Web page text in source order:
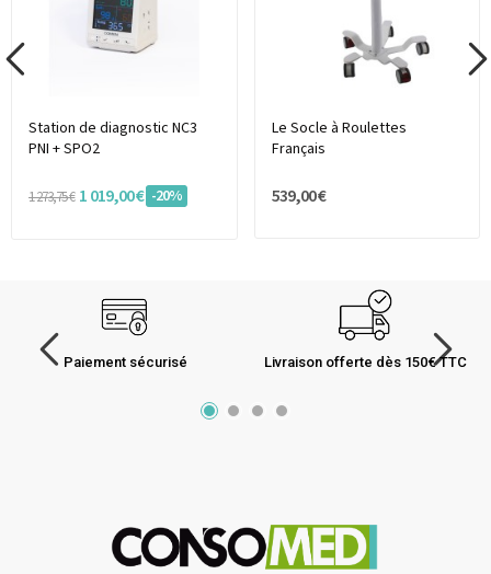
Station de diagnostic NC3
PNI + SPO2
1 273,75 € 1 019,00 € -20%
Le Socle à Roulettes
Français
539,00 €
Paiement sécurisé Livraison offerte dès 150€ TTC